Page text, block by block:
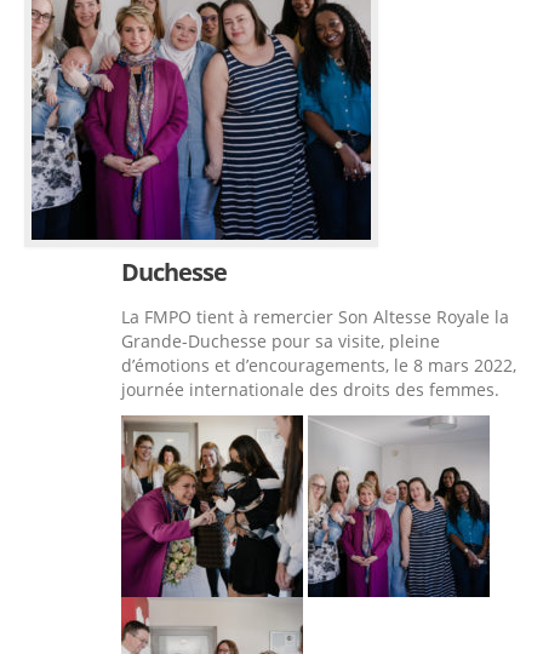
Duchesse
La FMPO tient à remercier Son Altesse Royale la
Grande-Duchesse pour sa visite, pleine
d’émotions et d’encouragements, le 8 mars 2022,
journée internationale des droits des femmes.